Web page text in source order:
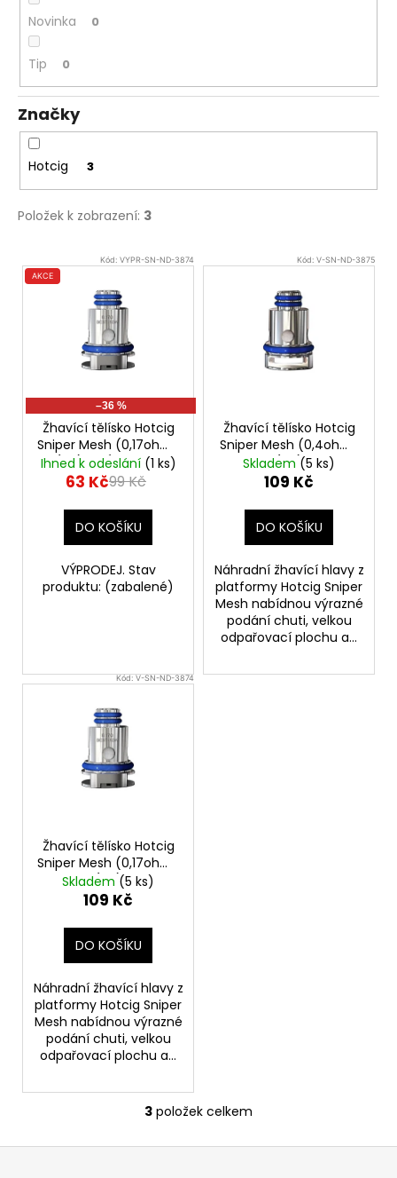
Novinka 0
Tip 0
Značky
Hotcig 3
Položek k zobrazení: 3
V
ý
o
Kód: VYPR-SN-ND-3874
AKCE
–36 %
Žhavící tělísko Hotcig
Sniper Mesh (0,17ohm)
(1ks) - VÝPRODEJ.
Ihned k odeslání (1 ks)
63 Kč99 Kč
DO KOŠÍKU
VÝPRODEJ. Stav
produktu: (zabalené)
Kód: V-SN-ND-3875
Žhavící tělísko Hotcig
Sniper Mesh (0,4ohm)
(1ks)
Skladem (5 ks)
109 Kč
DO KOŠÍKU
Náhradní žhavící hlavy z
platformy Hotcig Sniper
Mesh nabídnou výrazné
podání chuti, velkou
odpařovací plochu a...
Kód:V-SN-ND-3874
Žhavící tělísko Hotcig
Sniper Mesh (0,17ohm)
(1ks)
Skladem (5 ks)
109 Kč
DO KOŠÍKU
Náhradní žhavící hlavy z
platformy Hotcig Sniper
Mesh nabídnou výrazné
podání chuti, velkou
odpařovací plochu a...
O
v
3 položek celkem
u
m
e
ELF
BAR
SALT
BLUEBERRY
SOUR
Kč
Původně:
245